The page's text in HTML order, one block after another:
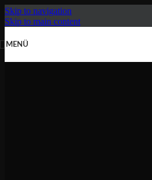
Skip to navigation
Skip to main content
MENÜ